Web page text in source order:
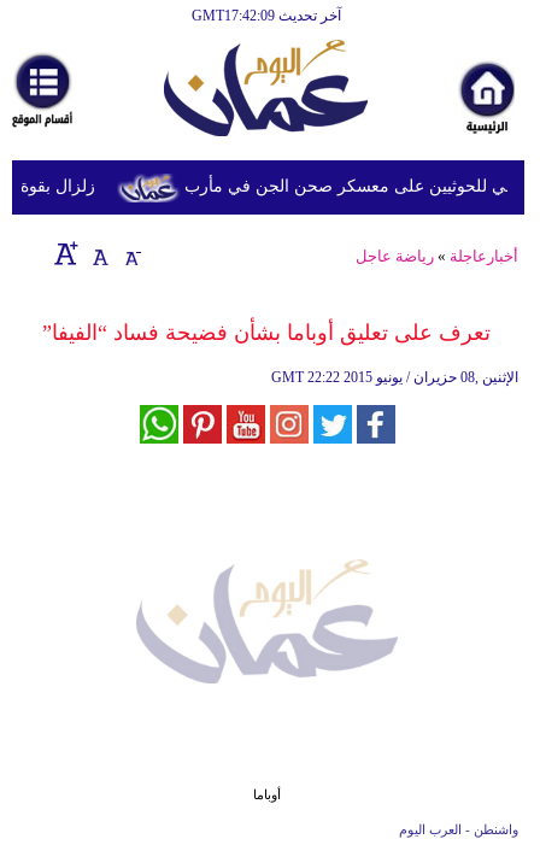
آخر تحديث GMT17:42:09
أخبارعاجلة
رياضة
ثقافة
إقتصاد
وموسيقى
زلزال بقوة 6.3 درجة يضرب جنوب الفلبين دون تحذيرات من تسونامي أو أضرار فورية للحوثيين على معسكر صحن الجن في مأرب
أخبارعاجلة »رياضة عاجل
تعرف على تعليق أوباما بشأن فضيحة فساد “الفيفا”
GMT 22:22 2015 الإثنين ,08 حزيران / يونيو
أوباما
واشنطن - العرب اليوم